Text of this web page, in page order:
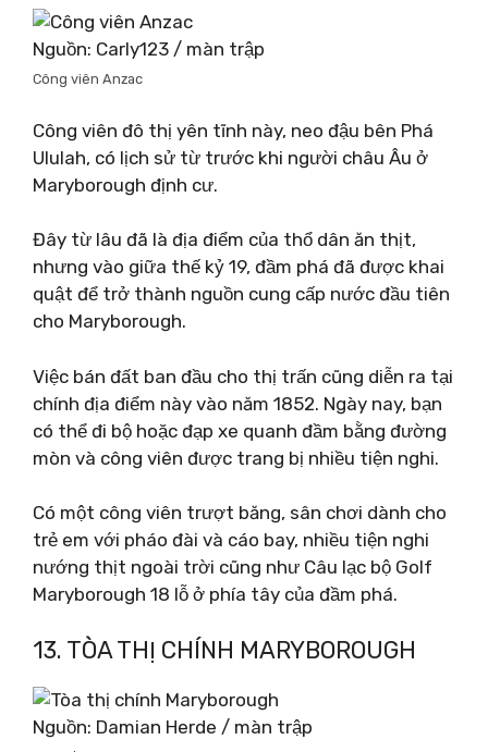
Nguồn: Carly123 / màn trập
Công viên Anzac
Công viên đô thị yên tĩnh này, neo đậu bên Phá
Ululah, có lịch sử từ trước khi người châu Âu ở
Maryborough định cư.
Đây từ lâu đã là địa điểm của thổ dân ăn thịt,
nhưng vào giữa thế kỷ 19, đầm phá đã được khai
quật để trở thành nguồn cung cấp nước đầu tiên
cho Maryborough.
Việc bán đất ban đầu cho thị trấn cũng diễn ra tại
chính địa điểm này vào năm 1852. Ngày nay, bạn
có thể đi bộ hoặc đạp xe quanh đầm bằng đường
mòn và công viên được trang bị nhiều tiện nghi.
Có một công viên trượt băng, sân chơi dành cho
trẻ em với pháo đài và cáo bay, nhiều tiện nghi
nướng thịt ngoài trời cũng như Câu lạc bộ Golf
Maryborough 18 lỗ ở phía tây của đầm phá.
13. TÒA THỊ CHÍNH MARYBOROUGH
Nguồn: Damian Herde / màn trập